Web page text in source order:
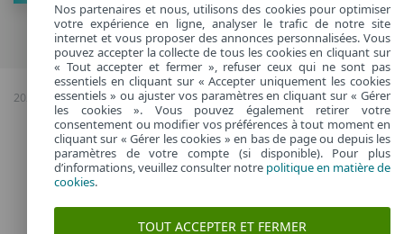
2026 Copyright © ESET, Tous droits réservés |Confidentialité|Gérer les
cookies
France
Nos partenaires et nous, utilisons des cookies pour optimiser
votre expérience en ligne, analyser le trafic de notre site
internet et vous proposer des annonces personnalisées. Vous
pouvez accepter la collecte de tous les cookies en cliquant sur
« Tout accepter et fermer », refuser ceux qui ne sont pas
essentiels en cliquant sur « Accepter uniquement les cookies
essentiels » ou ajuster vos paramètres en cliquant sur « Gérer
les cookies ». Vous pouvez également retirer votre
consentement ou modifier vos préférences à tout moment en
cliquant sur « Gérer les cookies » en bas de page ou depuis les
paramètres de votre compte (si disponible). Pour plus
d’informations, veuillez consulter notre politique en matière de
cookies.
TOUT ACCEPTER ET FERMER